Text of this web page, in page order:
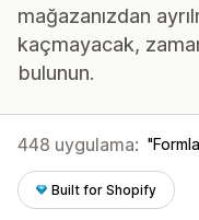
mağazanızdan
kaçmayacak,
bulunun.
448 uygulama:
Built for Shopify